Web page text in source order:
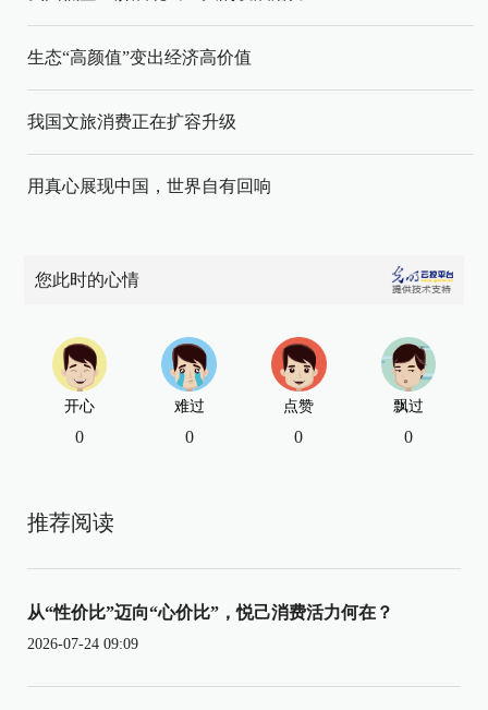
生态“高颜值”变出经济高价值
我国文旅消费正在扩容升级
用真心展现中国，世界自有回响
您此时的心情
开心
0
难过
0
点赞
0
飘过
0
推荐阅读
从“性价比”迈向“心价比”，悦己消费活力何在？
2026-07-24 09:09